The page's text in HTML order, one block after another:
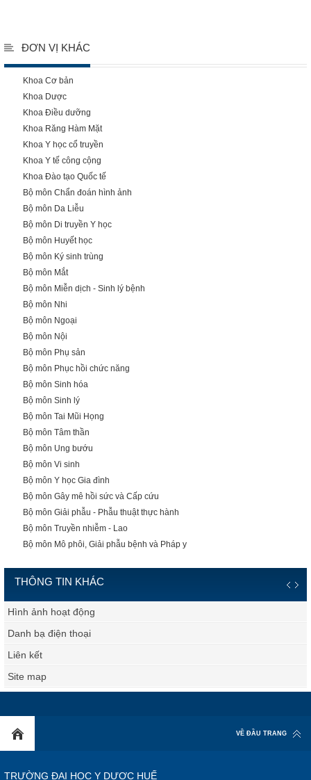
ĐƠN VỊ KHÁC
Khoa Cơ bản
Khoa Dược
Khoa Điều dưỡng
Khoa Răng Hàm Mặt
Khoa Y học cổ truyền
Khoa Y tế công cộng
Khoa Đào tạo Quốc tế
Bộ môn Chẩn đoán hình ảnh
Bộ môn Da Liễu
Bộ môn Di truyền Y học
Bộ môn Huyết học
Bộ môn Ký sinh trùng
Bộ môn Mắt
Bộ môn Miễn dịch - Sinh lý bệnh
Bộ môn Nhi
Bộ môn Ngoại
Bộ môn Nội
Bộ môn Phụ sản
Bộ môn Phục hồi chức năng
Bộ môn Sinh hóa
Bộ môn Sinh lý
Bộ môn Tai Mũi Họng
Bộ môn Tâm thần
Bộ môn Ung bướu
Bộ môn Vi sinh
Bộ môn Y học Gia đình
Bộ môn Gây mê hồi sức và Cấp cứu
Bộ môn Giải phẫu - Phẫu thuật thực hành
Bộ môn Truyền nhiễm - Lao
Bộ môn Mô phôi, Giải phẫu bệnh và Pháp y
THÔNG TIN KHÁC
Hình ảnh hoạt động
Danh bạ điện thoại
Liên kết
Site map
VỀ ĐẦU TRANG
TRƯỜNG ĐẠI HỌC Y DƯỢC HUẾ